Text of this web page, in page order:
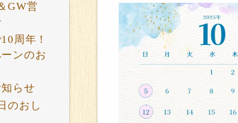
GW営
周年！
ンのお
らせ
のおし